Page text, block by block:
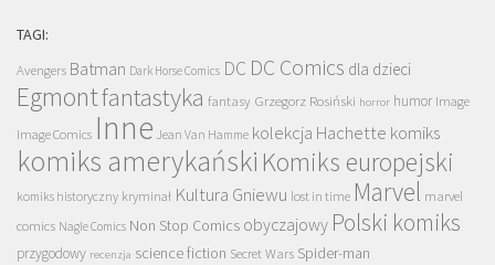
TAGI:
Avengers Batman Dark Horse Comics DC DC Comics dla dzieci
Egmontfantastyka fantasy Grzegorz Rosiński horror humor Image
Image Comics Inne Jean Van Hamme kolekcja Hachette komiks
komiks amerykański Komiks europejski
komiks historyczny kryminał Kultura Gniewu lost in time Marvel marvel
comics Nagle Comics Non Stop Comics obyczajowy Polski komiks
przygodowy recenzja science fiction Secret Wars Spider-man